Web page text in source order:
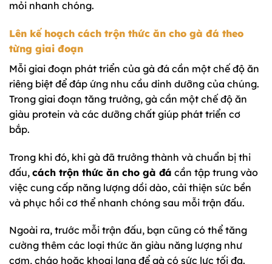
mỏi nhanh chóng.
Lên kế hoạch cách trộn thức ăn cho gà đá theo
từng giai đoạn
Mỗi giai đoạn phát triển của gà đá cần một chế độ ăn
riêng biệt để đáp ứng nhu cầu dinh dưỡng của chúng.
Trong giai đoạn tăng trưởng, gà cần một chế độ ăn
giàu protein và các dưỡng chất giúp phát triển cơ
bắp.
Trong khi đó, khi gà đã trưởng thành và chuẩn bị thi
đấu, cách trộn thức ăn cho gà đá cần tập trung vào
việc cung cấp năng lượng dồi dào, cải thiện sức bền
và phục hồi cơ thể nhanh chóng sau mỗi trận đấu.
Ngoài ra, trước mỗi trận đấu, bạn cũng có thể tăng
cường thêm các loại thức ăn giàu năng lượng như
cơm, cháo hoặc khoai lang để gà có sức lực tối đa.